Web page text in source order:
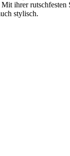
ihrer
stylisch.